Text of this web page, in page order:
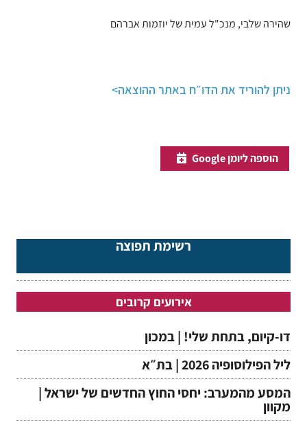
אירועים קרובים
דו-קיום, בתחת שלי! | במכון
ליל הפילוסופיה 2026 | בת״א
המסע מהמערב: יחסי החוץ החדשים של ישראל |
מקוון
רשימת תפוצה
שהירה שלבי, מנכ"ל עמית של יוזמות אברהם
ניתן להוריד את הדו״ח באתר ההוצאה>
הוספה ליומן Google